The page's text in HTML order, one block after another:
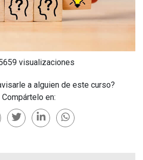
visualizaciones
a alguien de este curso?
Compártelo en: